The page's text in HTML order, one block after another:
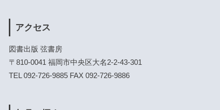
アクセス
図書出版 弦書房
〒810-0041 福岡市中央区大名2-2-43-301
TEL 092-726-9885 FAX 092-726-9886